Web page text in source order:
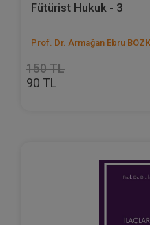
Fütürist Hukuk - 3
Prof. Dr. Armağan Ebru
150 TL
90 TL